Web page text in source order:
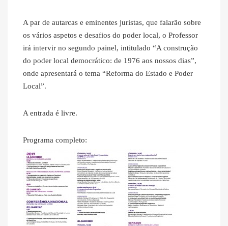
A par de autarcas e eminentes juristas, que falarão sobre
os vários aspetos e desafios do poder local, o Professor
irá intervir no segundo painel, intitulado “A construção
do poder local democrático: de 1976 aos nossos dias”,
onde apresentará o tema “Reforma do Estado e Poder
Local”.
A entrada é livre.
Programa completo: